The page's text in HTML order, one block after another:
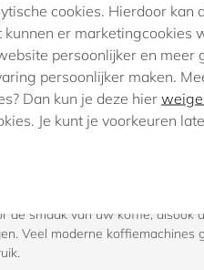
worden?
smaak van uw koffie,
Veel moderne
cookies. Hierdoor
er marketingcookies
persoonlijker en meer
persoonlijker maken.
Dan kun je deze hier
Je kunt je voorkeuren